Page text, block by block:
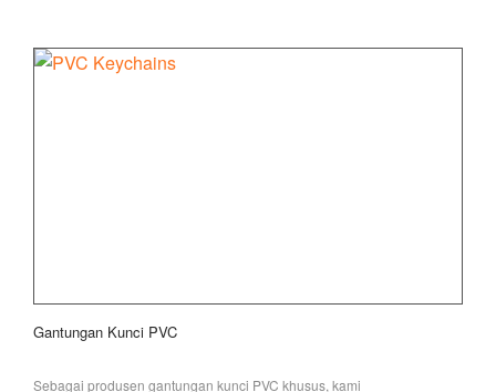
Gantungan Kunci PVC
Sebagai produsen gantungan kunci PVC khusus, kami